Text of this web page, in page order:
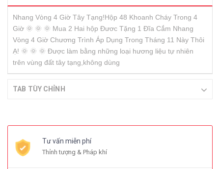
Nhang Vòng 4 Giờ Tây Tạng!Hộp 48 Khoanh Cháy Trong 4
Giờ 🌞 🌞 🌞 Mua 2 Hai hộp Đươc Tặng 1 Đĩa Cắm Nhang
Vòng 4 Giờ Chương Trình Áp Dụng Trong Tháng 11 Này Thôi
Ạ! 🌞 🌞 🌞 Được làm bằng những loại hương liệu tự nhiên
trên vùng đất tây tạng,không dùng
TAB TÙY CHỈNH
Tư vấn miễn phí
Thỉnh tượng & Pháp khí